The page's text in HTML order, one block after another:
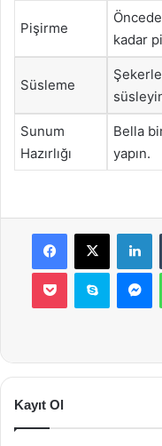
Pişirme
kadar
Süsleme
Sunum
Hazırlığı
Bella
yapın.
Facebook
X
Pocket Skype
Kayıt Ol